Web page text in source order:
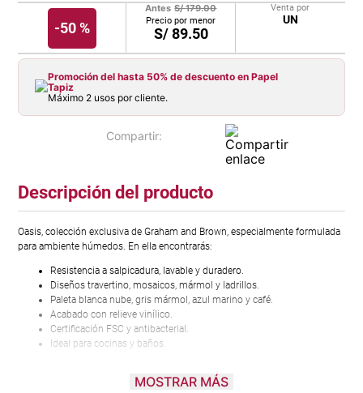
-50 %
Antes S/179.00
Precio por menor
S/89.50
Venta por
UN
Promoción del hasta 50% de descuento en Papel
Tapiz
Máximo 2 usos por cliente.
Descripción del producto
Oasis, colección exclusiva de Graham and Brown, especialmente formulada
para ambiente húmedos. En ella encontrarás:
Resistencia a salpicadura, lavable y duradero.
Diseños travertino, mosaicos, mármol y ladrillos.
Paleta blanca nube, gris mármol, azul marino y café.
Acabado con relieve vinílico.
Certificación FSC y antibacterial.
Ideal para cocinas y baños.
completa, click en el menú de la página, opción “Papel tapiz y Wall panel” y
MOSTRAR MÁS